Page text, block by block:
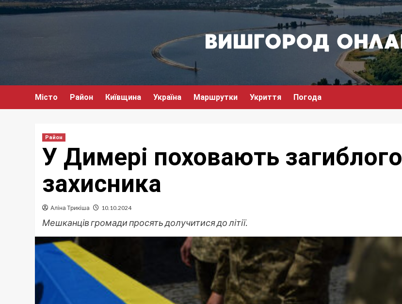
Перейти
до
Місто Район Київщина Україна Маршрутки Укриття Погода
Район
У Димері поховають загиблого
захисника
Аліна Трикіша 10.10.2024
Мешканців громади просять долучитися до літії.